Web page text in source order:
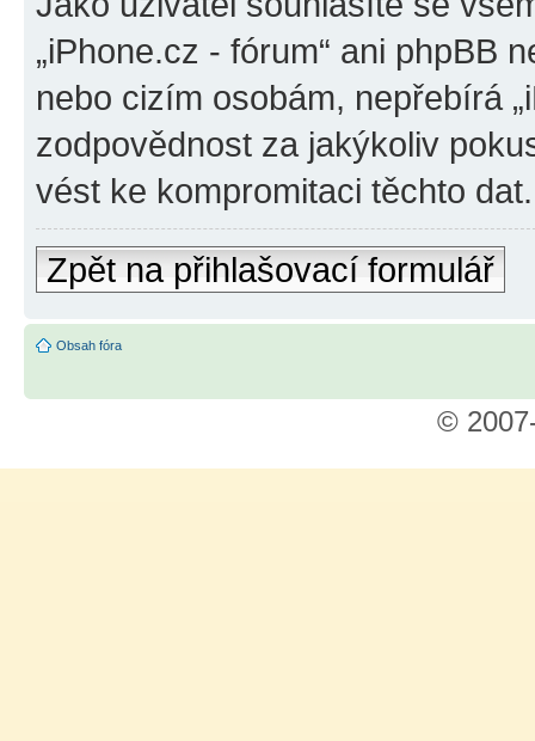
„iPhone.cz - fórum“ ani phpBB
nebo cizím osobám, nepřebírá
zodpovědnost za jakýkoliv
vést ke kompromitaci těchto dat.
Zpět na přihlašovací formulář
Obsah fóra
©